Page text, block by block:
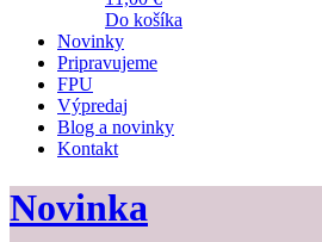
Do košíka
Novinky
Pripravujeme
FPU
Výpredaj
Blog a novinky
Kontakt
Novinka